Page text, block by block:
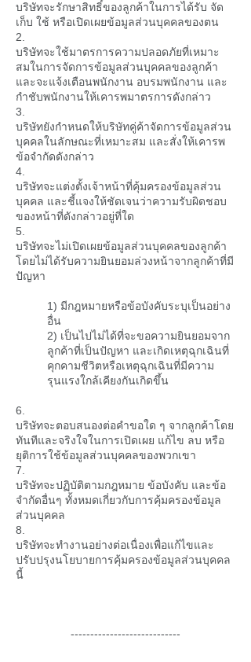
บริษัทจะรักษาสิทธิ์ของลูกค้าในการได้รับ จัด
เก็บ ใช้ หรือเปิดเผยข้อมูลส่วนบุคคลของตน
2.
บริษัทจะใช้มาตรการความปลอดภัยที่เหมาะ
สมในการจัดการข้อมูลส่วนบุคคลของลูกค้า
และจะแจ้งเตือนพนักงาน อบรมพนักงาน และ
กำชับพนักงานให้เคารพมาตรการดังกล่าว
3.
บริษัทยังกำหนดให้บริษัทคู่ค้าจัดการข้อมูลส่วน
บุคคลในลักษณะที่เหมาะสม และสั่งให้เคารพ
ข้อจำกัดดังกล่าว
4.
บริษัทจะแต่งตั้งเจ้าหน้าที่คุ้มครองข้อมูลส่วน
บุคคล และชี้แจงให้ชัดเจนว่าความรับผิดชอบ
ของหน้าที่ดังกล่าวอยู่ที่ใด
5.
บริษัทจะไม่เปิดเผยข้อมูลส่วนบุคคลของลูกค้า
โดยไม่ได้รับความยินยอมล่วงหน้าจากลูกค้าที่มี
ปัญหา
1) มีกฎหมายหรือข้อบังคับระบุเป็นอย่าง
อื่น
2) เป็นไปไม่ได้ที่จะขอความยินยอมจาก
ลูกค้าที่เป็นปัญหา และเกิดเหตุฉุกเฉินที่
คุกคามชีวิตหรือเหตุฉุกเฉินที่มีความ
รุนแรงใกล้เคียงกันเกิดขึ้น
6.
บริษัทจะตอบสนองต่อคำขอใด ๆ จากลูกค้าโดย
ทันทีและจริงใจในการเปิดเผย แก้ไข ลบ หรือ
ยุติการใช้ข้อมูลส่วนบุคคลของพวกเขา
7.
บริษัทจะปฏิบัติตามกฎหมาย ข้อบังคับ และข้อ
จำกัดอื่นๆ ทั้งหมดเกี่ยวกับการคุ้มครองข้อมูล
ส่วนบุคคล
8.
บริษัทจะทำงานอย่างต่อเนื่องเพื่อแก้ไขและ
ปรับปรุงนโยบายการคุ้มครองข้อมูลส่วนบุคคล
นี้
----------------------------